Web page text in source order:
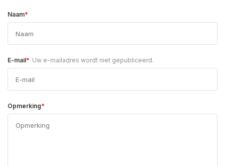
Naam*
E-mail* Uw e-mailadres wordt niet gepubliceerd.
Opmerking*